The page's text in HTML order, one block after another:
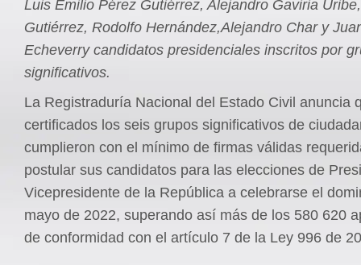
Luis Emilio Pérez Gutiérrez, Alejandro Gaviria
Gutiérrez, Rodolfo Hernández,Alejandro Char y
Echeverry candidatos presidenciales inscritos por
significativos.
La Registraduría Nacional del Estado Civil anuncia
certificados los seis grupos significativos de
cumplieron con el mínimo de firmas válidas
postular sus candidatos para las elecciones de
Vicepresidente de la República a celebrarse el
mayo de 2022, superando así más de los 580 620
de conformidad con el artículo 7 de la Ley 996 de